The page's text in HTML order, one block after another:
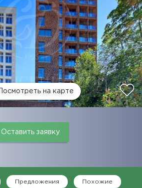
Посмотреть на карте
Оставить заявку
Предложения Похожие